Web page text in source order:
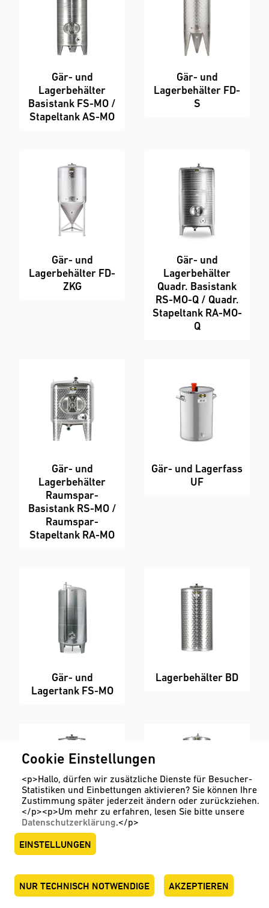
Gär- und
Lagerbehälter
Basistank FS-MO /
Stapeltank AS-MO
Gär- und
Lagerbehälter FD-
S
Gär- und
Lagerbehälter FD-
ZKG
Gär- und
Lagerbehälter
Quadr. Basistank
RS-MO-Q / Quadr.
Stapeltank RA-MO-
Q
Gär- und
Lagerbehälter
Raumspar-
Basistank RS-MO /
Raumspar-
Stapeltank RA-MO
Gär- und Lagerfass
UF
Gär- und
Lagertank FS-MO
Lagerbehälter BD
Lagerbehälter FD
Cookie Einstellungen
<p>Hallo, dürfen wir zusätzliche Dienste für Besucher-
Statistiken und Einbettungen aktivieren? Sie können Ihre
Zustimmung später jederzeit ändern oder zurückziehen.
</p><p>Um mehr zu erfahren, lesen Sie bitte unsere
Datenschutzerklärung.</p>
EINSTELLUNGEN
NUR TECHNISCH NOTWENDIGE AKZEPTIEREN